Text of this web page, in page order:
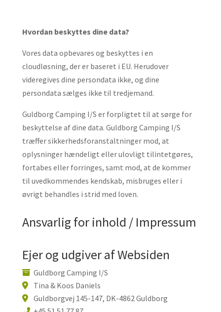
Hvordan beskyttes dine data?
Vores data opbevares og beskyttes i en
cloudløsning, der er baseret i EU. Herudover
videregives dine persondata ikke, og dine
persondata sælges ikke til tredjemand.
Guldborg Camping I/S er forpligtet til at sørge for
beskyttelse af dine data. Guldborg Camping I/S
træffer sikkerhedsforanstaltninger mod, at
oplysninger hændeligt eller ulovligt tilintetgøres,
fortabes eller forringes, samt mod, at de kommer
til uvedkommendes kendskab, misbruges eller i
øvrigt behandles i strid med loven.
Ansvarlig for inhold / Impressum
Ejer og udgiver af Websiden
Guldborg Camping I/S
Tina & Koos Daniels
Guldborgvej 145-147, DK-4862 Guldborg